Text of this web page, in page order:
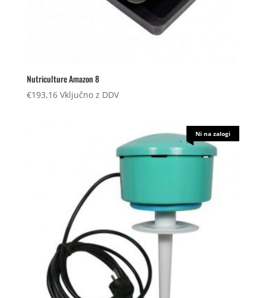
Nutriculture Amazon 8
€193,16 Vključno z DDV
Ni na zalogi